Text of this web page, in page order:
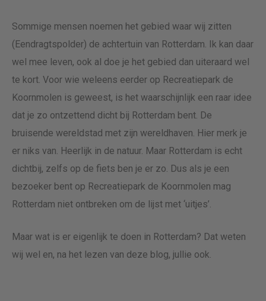
Sommige mensen noemen het gebied waar wij zitten
(Eendragtspolder) de achtertuin van Rotterdam. Ik kan daar
wel mee leven, ook al doe je het gebied dan uiteraard wel
te kort. Voor wie weleens eerder op Recreatiepark de
Koornmolen is geweest, is het waarschijnlijk een raar idee
dat je zo ontzettend dicht bij Rotterdam bent. De
bruisende wereldstad met zijn wereldhaven. Hier merk je
er niks van. Heerlijk in de natuur. Maar Rotterdam is echt
dichtbij, zelfs op de fiets ben je er zo. Dus als je een
bezoeker bent op Recreatiepark de Koornmolen mag
Rotterdam niet ontbreken om de lijst met ‘uitjes’.
Maar wat is er eigenlijk te doen in Rotterdam? Dat weten
wij wel en, na het lezen van deze blog, jullie ook.